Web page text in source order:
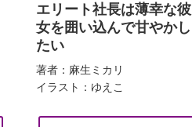
エリート社長は薄幸な彼
女を囲い込んで甘やかし
たい
著者：麻生ミカリ
イラスト：ゆえこ